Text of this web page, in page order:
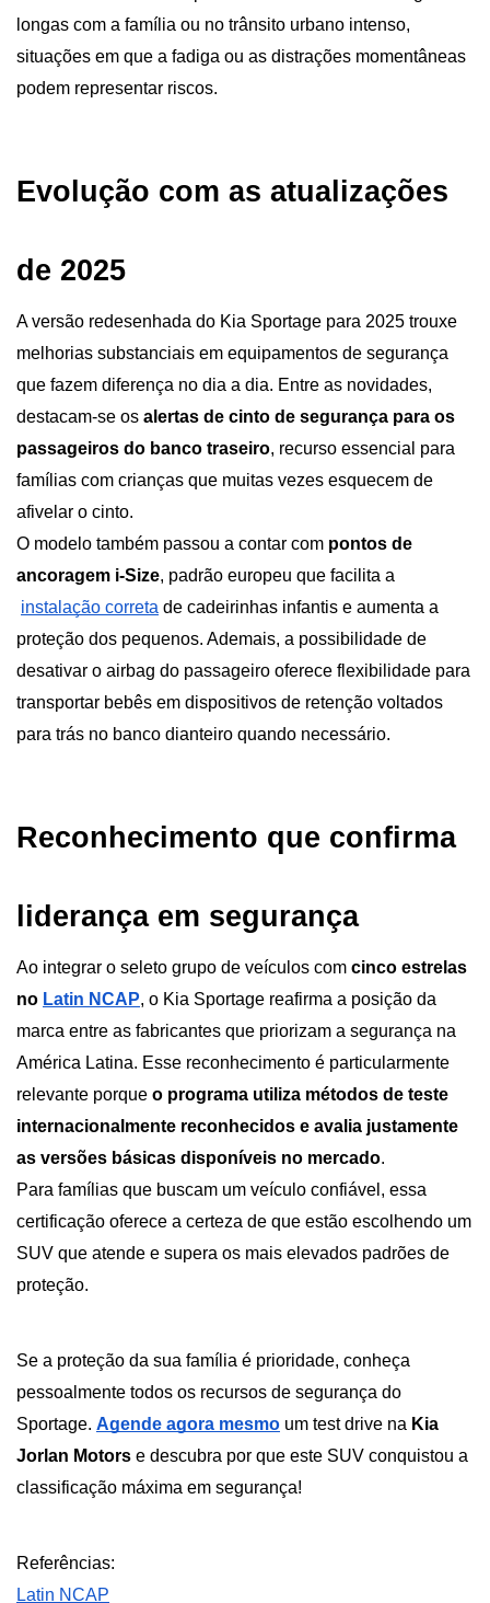
longas com a família ou no trânsito urbano intenso,
situações em que a fadiga ou as distrações momentâneas
podem representar riscos.
Evolução com as atualizações
de 2025
A versão redesenhada do Kia Sportage para 2025 trouxe
melhorias substanciais em equipamentos de segurança
que fazem diferença no dia a dia. Entre as novidades,
destacam-se os alertas de cinto de segurança para os
passageiros do banco traseiro, recurso essencial para
famílias com crianças que muitas vezes esquecem de
afivelar o cinto.
O modelo também passou a contar com pontos de
ancoragem i-Size, padrão europeu que facilita a
instalação correta de cadeirinhas infantis e aumenta a
proteção dos pequenos. Ademais, a possibilidade de
desativar o airbag do passageiro oferece flexibilidade para
transportar bebês em dispositivos de retenção voltados
para trás no banco dianteiro quando necessário.
Reconhecimento que confirma
liderança em segurança
Ao integrar o seleto grupo de veículos com cinco estrelas
no Latin NCAP, o Kia Sportage reafirma a posição da
marca entre as fabricantes que priorizam a segurança na
América Latina. Esse reconhecimento é particularmente
relevante porque o programa utiliza métodos de teste
internacionalmente reconhecidos e avalia justamente
as versões básicas disponíveis no mercado.
Para famílias que buscam um veículo confiável, essa
certificação oferece a certeza de que estão escolhendo um
SUV que atende e supera os mais elevados padrões de
proteção.
Se a proteção da sua família é prioridade, conheça
pessoalmente todos os recursos de segurança do
Sportage. Agende agora mesmo um test drive na Kia
Jorlan Motors e descubra por que este SUV conquistou a
classificação máxima em segurança!
Referências:
Latin NCAP